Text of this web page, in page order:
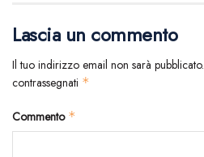
Lascia un commento
Il tuo indirizzo email non sarà pubblicato.
contrassegnati *
Commento *